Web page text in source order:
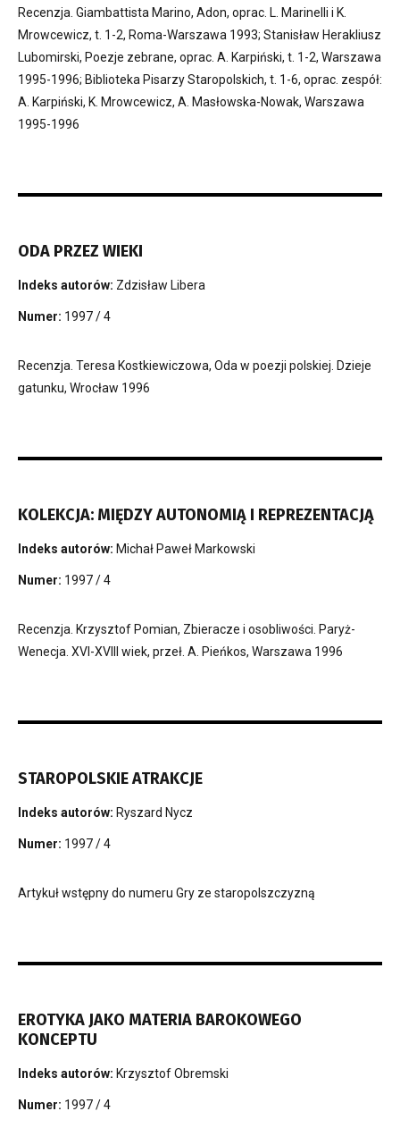
Recenzja. Giambattista Marino, Adon, oprac. L. Marinelli i K.
Mrowcewicz, t. 1-2, Roma-Warszawa 1993; Stanisław Herakliusz
Lubomirski, Poezje zebrane, oprac. A. Karpiński, t. 1-2, Warszawa
1995-1996; Biblioteka Pisarzy Staropolskich, t. 1-6, oprac. zespół:
A. Karpiński, K. Mrowcewicz, A. Masłowska-Nowak, Warszawa
1995-1996
ODA PRZEZ WIEKI
Indeks autorów: Zdzisław Libera
Numer: 1997 / 4
Recenzja. Teresa Kostkiewiczowa, Oda w poezji polskiej. Dzieje
gatunku, Wrocław 1996
KOLEKCJA: MIĘDZY AUTONOMIĄ I REPREZENTACJĄ
Indeks autorów: Michał Paweł Markowski
Numer: 1997 / 4
Recenzja. Krzysztof Pomian, Zbieracze i osobliwości. Paryż-
Wenecja. XVI-XVIII wiek, przeł. A. Pieńkos, Warszawa 1996
STAROPOLSKIE ATRAKCJE
Indeks autorów: Ryszard Nycz
Numer: 1997 / 4
Artykuł wstępny do numeru Gry ze staropolszczyzną
EROTYKA JAKO MATERIA BAROKOWEGO
KONCEPTU
Indeks autorów: Krzysztof Obremski
Numer: 1997 / 4